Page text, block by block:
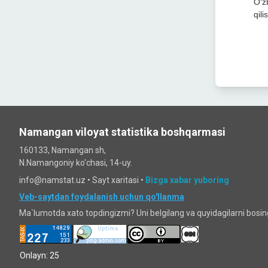
Namangan viloyat statistika boshqarmasi
160133, Namangan sh,
N.Namangoniy ko'chasi, 14-uy.
info@namstat.uz • Sayt xaritasi • Bizga xabar yuboring
Veb-saytdan foydalanish uchun qo'llanma
Ma`lumotda xato topdingizmi? Uni belgilang va quyidagilarni
Onlayn: 25